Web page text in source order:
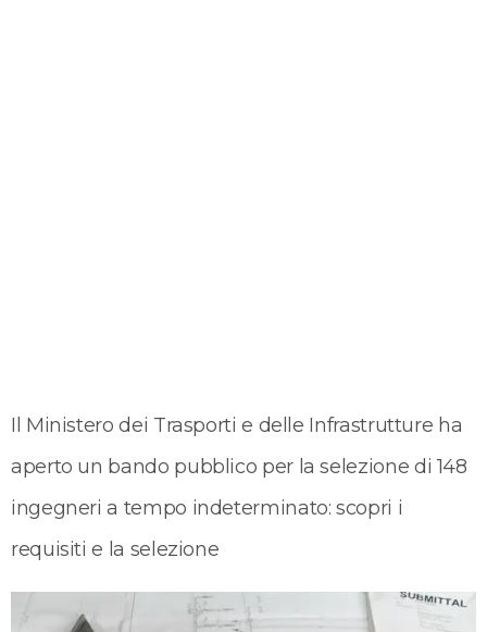
Il Ministero dei Trasporti e delle Infrastrutture ha
aperto un bando pubblico per la selezione di 148
ingegneri a tempo indeterminato: scopri i
requisiti e la selezione